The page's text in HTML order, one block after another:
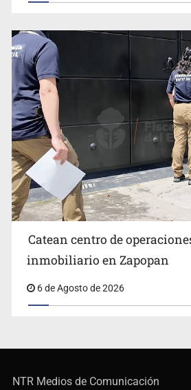
Catean centro de
inmobiliario en Zapopan
6 de Agosto de 2026
NTR Medios de Comunicación